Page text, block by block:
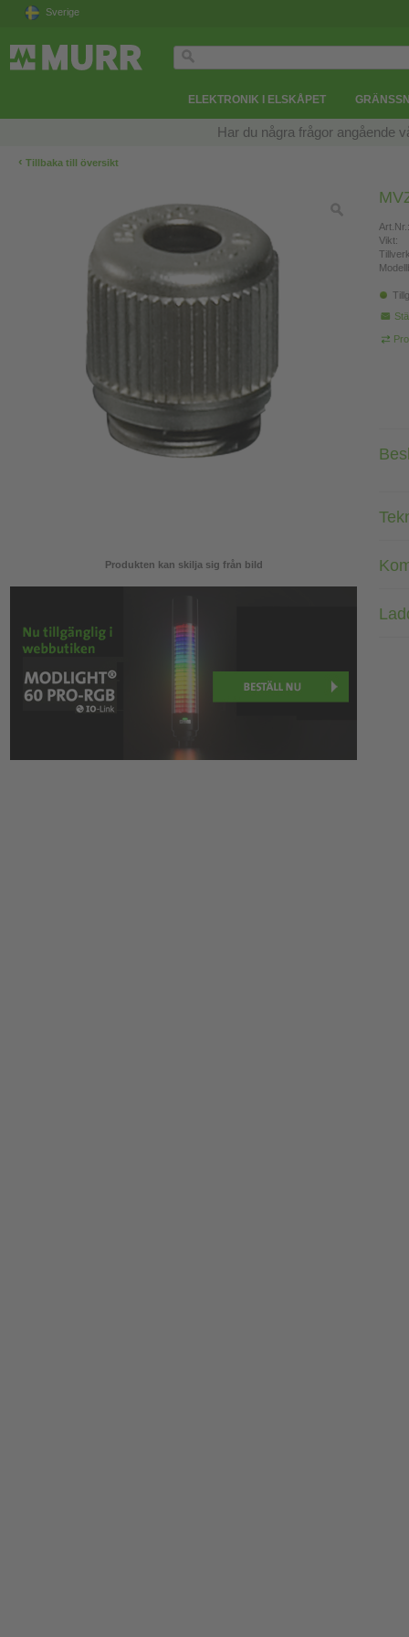
Sverige
ELEKTRONIK I ELSKÅPET
Har du några frågor angående
‹ Tillbaka till översikt
Produkten kan skilja sig från bild
Art.Nr.:
Vikt: